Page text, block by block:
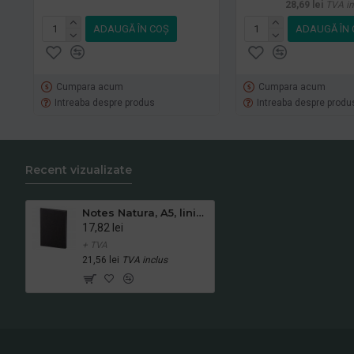
ADAUGĂ ÎN COŞ
Cumpara acum
Intreaba despre produs
28,69 lei TVA
ADAUGĂ ÎN
Cumpara acum
Intreaba despre
Recent vizualizate
Notes Natura, A5, liniat alb, negru
17,82 lei
+ TVA
21,56 lei TVA inclus